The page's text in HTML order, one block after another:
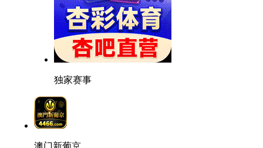
独家赛事
澳门新葡京